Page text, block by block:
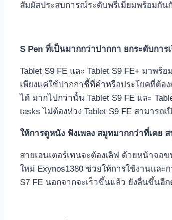
สัมผัสประสบการณ์ระดับพรีเมียมพร้อมกัน
S Pen ที่เป็นมากกว่าปากกา ยกระดับกา
Tablet S9 FE และ Tablet S9 FE+ มาพ
เพียงแค่ใช้ปากกาชี้ที่คำหรือประโยคที่ต้อ
ได้ มากไปกว่านั้น Tablet S9 FE และ
tasks ไม่ต้องห่วง Tablet S9 FE สามาร
ให้การดูหนัง ฟังเพลง สมูทมากกว่าที่เคย
สายเอนเตอร์เทนจะต้องเลิฟ ด้วยหน้าจ
ใหม่ Exynos1380 ช่วยให้การใช้งานและ
S7 FE นอกจากจะเร็วขึ้นแล้ว ยังลื่นขึ้นอี